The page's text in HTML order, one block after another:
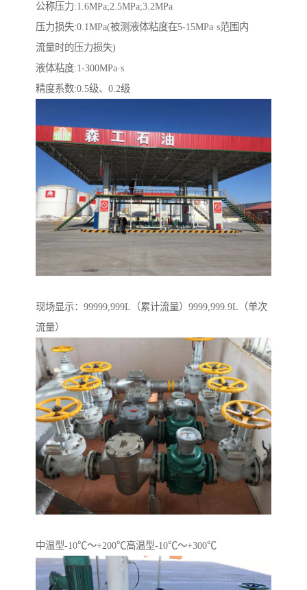
公称压力:1.6MPa;2.5MPa;3.2MPa
压力损失:0.1MPa(被测液体粘度在5-15MPa·s范围内
流量时的压力损失)
液体粘度:1-300MPa·s
精度系数:0.5级、0.2级
现场显示：99999,999L（累计流量）9999,999.9L（单次
流量）
中温型-10℃～+200℃高温型-10℃～+300℃